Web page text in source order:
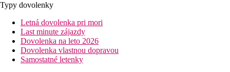
Typy dovolenky
Letná dovolenka pri mori
Last minute zájazdy
Dovolenka na leto 2026
Dovolenka vlastnou dopravou
Samostatné letenky